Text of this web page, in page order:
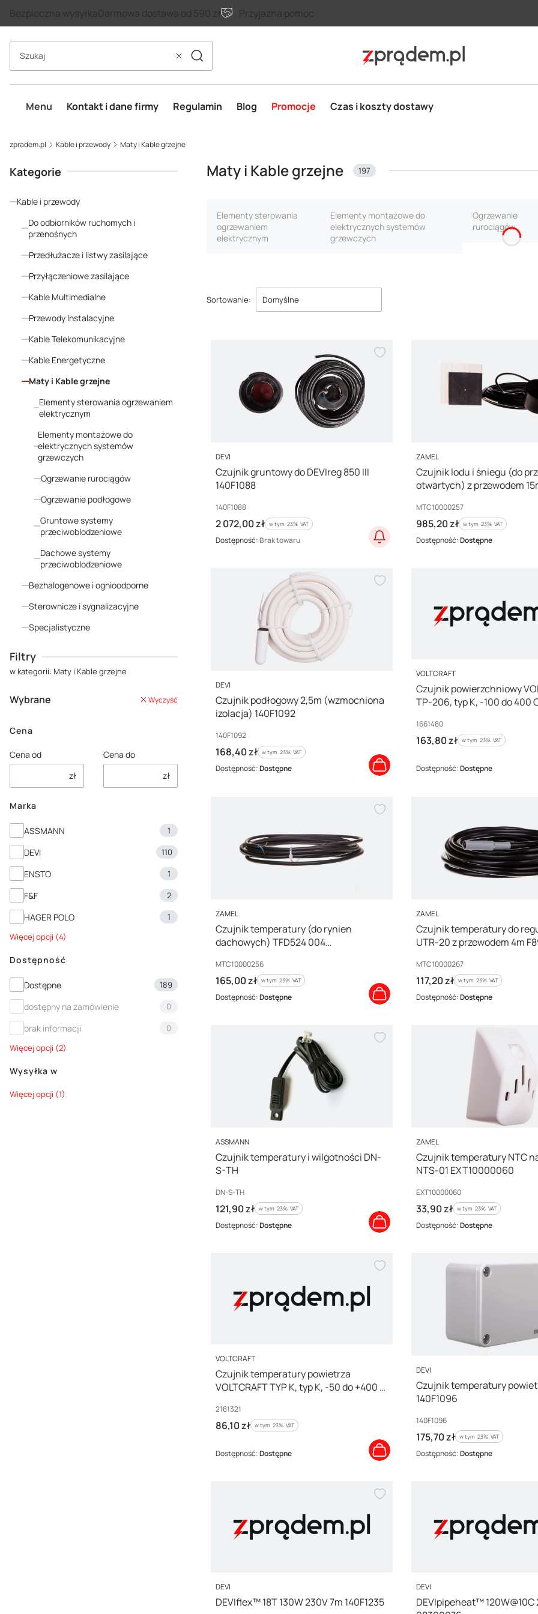
Bezpieczna wysyłkaDarmowa dostawa od 590 zł Przyjazna pomoc
WyczyśćSzukaj
Menu Kontakt i dane firmy Regulamin Blog Promocje Czas i koszty dostawy
zpradem.pl Kable i przewody Maty i Kable grzejne
Kategorie
Kable i przewody
Do odbiorników ruchomych i
przenośnych
Przedłużacze i listwy zasilające
Przyłączeniowe zasilające
Kable Multimedialne
Przewody Instalacyjne
Kable Telekomunikacyjne
Kable Energetyczne
Maty i Kable grzejne
Elementy sterowania ogrzewaniem
elektrycznym
Elementy montażowe do
elektrycznych systemów
grzewczych
Ogrzewanie rurociągów
Ogrzewanie podłogowe
Gruntowe systemy
przeciwoblodzeniowe
Dachowe systemy
przeciwoblodzeniowe
Bezhalogenowe i ognioodporne
Sterownicze i sygnalizacyjne
Specjalistyczne
Filtry
w kategorii: Maty i Kable grzejne
Wybrane Wyczyść
Cena
Cena od
zł
Cena do
zł
Marka
Marka
ASSMANN 1
DEVI 110
ENSTO 1
F&F 2
HAGER POLO
1
Więcej opcji (4)
Dostępność
Dostępność
Dostępne 189
dostępny na zamówienie 0
brak informacji
0
Więcej opcji (2)
Wysyłka w
Wysyłka w
Więcej opcji (1)
Maty i Kable grzejne 197
Elementy sterowania
ogrzewaniem
elektrycznym
Elementy montażowe do
elektrycznych systemów
grzewczych
Ogrzewanie
rurociągów
Lista produktów
Sortowanie: Domyślne
PRODUCENT
DEVI
Czujnik gruntowy do DEVIreg 850 III
140F1088
Kod producenta
140F1088
Cena brutto
2 072,00 zł w tym %s VAT
w tym 23% VAT
Dostępność: Brak towaru
PRODUCENT
ZAMEL
Czujnik lodu i śniegu (do
otwartych) z przewodem
Kod producenta
MTC10000257
Cena brutto
985,20 zł w tym %s VAT
w tym 23% VAT
Dostępność:Dostępne
PRODUCENT
DEVI
Czujnik podłogowy 2,5m (wzmocniona
izolacja) 140F1092
Kod producenta
140F1092
Cena brutto
168,40 zł w tym %s VAT
w tym 23% VAT
Dostępność:Dostępne
PRODUCENT
VOLTCRAFT
Czujnik powierzchniowy
TP-206, typ K, -100 do 400
Kod producenta
1661480
Cena brutto
163,80 zł w tym %s VAT
w tym 23% VAT
Dostępność:Dostępne
PRODUCENT
ZAMEL
Czujnik temperatury (do rynien
dachowych) TFD524 004
Kod producenta
MTC10000256
Cena brutto
165,00 zł w tym %s VAT
w tym 23% VAT
Dostępność:Dostępne
PRODUCENT
ZAMEL
Czujnik temperatury do
UTR-20 z przewodem 4m
Kod producenta
MTC10000267
Cena brutto
117,20 zł w tym %s VAT
w tym 23% VAT
Dostępność:Dostępne
PRODUCENT
ASSMANN
Czujnik temperatury i wilgotności DN-
S-TH
Kod producenta
DN-S-TH
Cena brutto
121,90 zł w tym %s VAT
w tym 23% VAT
Dostępność:Dostępne
PRODUCENT
ZAMEL
Czujnik temperatury NTC
NTS-01 EXT10000060
Kod producenta
EXT10000060
Cena brutto
33,90 zł w tym %s VAT
w tym 23% VAT
Dostępność:Dostępne
PRODUCENT
VOLTCRAFT
Czujnik temperatury powietrza
VOLTCRAFT TYP K, typ K, -50 do +400 C
Kod producenta
2181321
Cena brutto
86,10 zł w tym %s VAT
w tym 23% VAT
Dostępność:Dostępne
PRODUCENT
DEVI
Czujnik temperatury
140F1096
Kod producenta
140F1096
Cena brutto
175,70 zł w tym %s VAT
w tym 23% VAT
Dostępność:Dostępne
PRODUCENT
DEVI
DEVIflex™ 18T 130W 230V 7m 140F1235
PRODUCENT
DEVI
DEVIpipeheat™ 120W@10C